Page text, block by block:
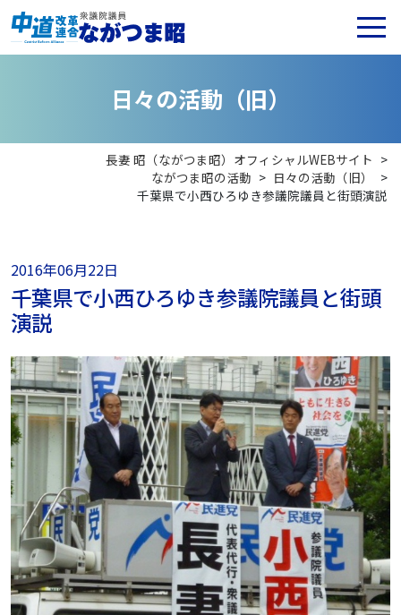
日々の活動 （旧）
長妻 昭（ながつま昭）オフィシャルWEBサイト >
ながつま昭の活動 > 日々の活動（旧）
>
千葉県で小西ひろゆき参議院議員と街頭演説
2016年06月22日
千葉県で小西ひろゆき参議院議員と街頭
演説